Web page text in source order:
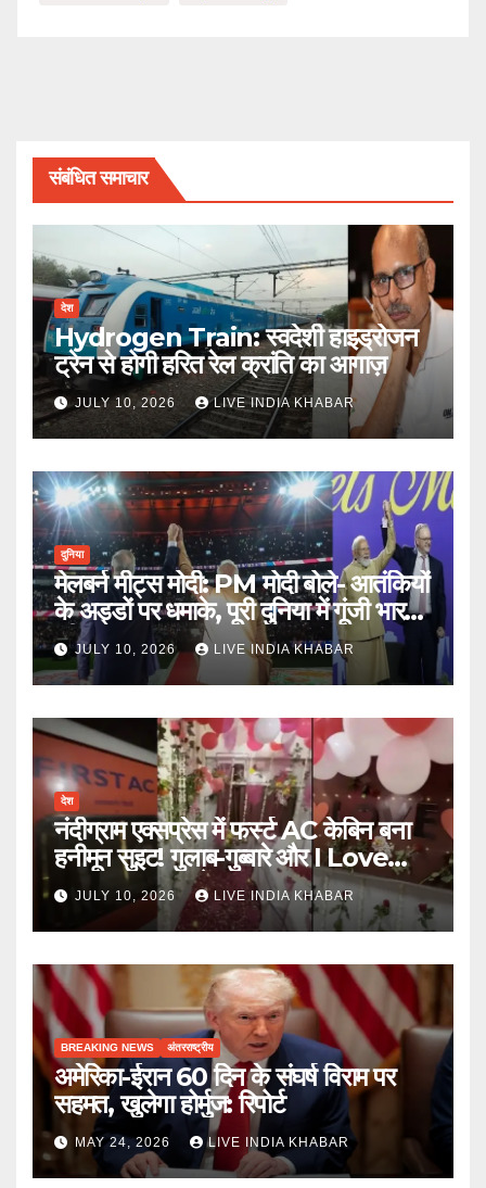
संबंधित समाचार
देश
Hydrogen Train: स्वदेशी हाइड्रोजन
ट्रेन से होगी हरित रेल क्रांति का आगाज़
JULY 10, 2026 LIVE INDIA KHABAR
दुनिया
मेलबर्न मीट्स मोदी: PM मोदी बोले- आतंकियों
के अड्डों पर धमाके, पूरी दुनिया में गूंजी भारत
की ताकत
JULY 10, 2026 LIVE INDIA KHABAR
देश
नंदीग्राम एक्सप्रेस में फर्स्ट AC केबिन बना
हनीमून सुइट! गुलाब-गुब्बारे और I Love
You, TTE सस्पेंड
JULY 10, 2026 LIVE INDIA KHABAR
BREAKING NEWS अंतरराष्ट्रीय
अमेरिका-ईरान 60 दिन के संघर्ष विराम पर
सहमत, खुलेगा होर्मुज: रिपोर्ट
MAY 24, 2026 LIVE INDIA KHABAR